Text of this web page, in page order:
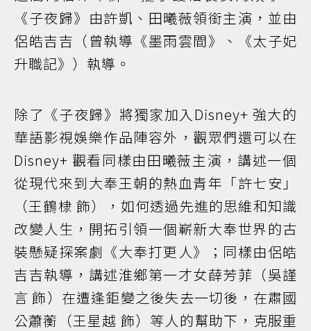
《子夜歸》由許凱、田曦薇領銜主演，並由
侶皓吉吉（曾執導《墨雨雲間》、《太子妃
升職記》）執導。
除了《子夜歸》將獨家加入Disney+ 強大的
華語影視娛樂作品陣容外，觀眾們還可以在
Disney+ 觀看同樣由田曦薇主演，講述一個
從現代來到大奉王朝的熱血青年「許七安」
（王鶴棣 飾），如何透過先進的思維和知識
改變人生，開拓引領一個嶄新大奉世界的古
裝懸疑探案劇《大奉打更人》；同樣由侶皓
吉吉執導，講述淮鄉第一才女薛芳菲（吳謹
言 飾）在遭逢鉅變之後失去一切後，在肅國
公蕭蘅（王星越 飾）等人的幫助下，克服重